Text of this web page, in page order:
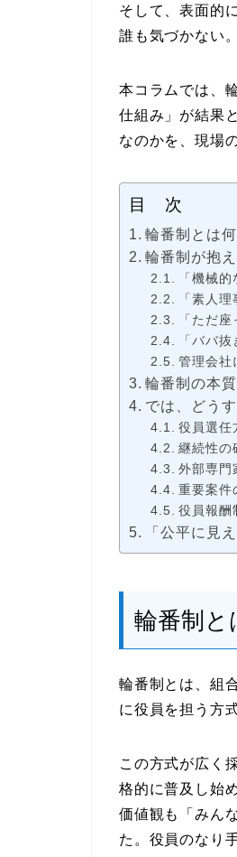
そして、表面的
誰も気づかない
本コラムでは、
仕組み」が結果
なのかを、現場
目 次
輪番制とは
輪番制が抱
「機械
「素人
「ただ
「ババ
管理会社
輪番制の本
では、どう
役員選任
継続性の
外部専門
重要案件
役員報酬
「公平に見
輪番制
輪番制とは、組
に役員を担う方
この方式が広く
格的に普及し始
価値観も「みん
た。役員のなり